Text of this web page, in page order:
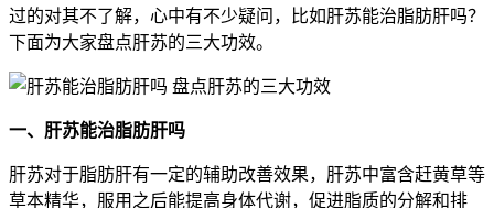
过的对其不了解，心中有不少疑问，比如肝苏能治脂肪肝吗？
下面为大家盘点肝苏的三大功效。
一、肝苏能治脂肪肝吗
肝苏对于脂肪肝有一定的辅助改善效果，肝苏中富含赶黄草等
草本精华，服用之后能提高身体代谢，促进脂质的分解和排